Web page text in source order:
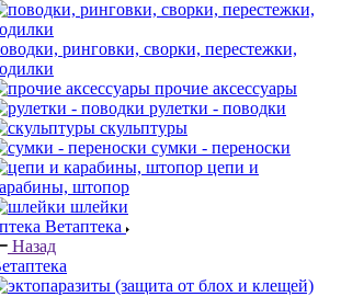
ринговки, сворки, перестежки,
прочие аксессуары
рулетки - поводки
скульптуры
сумки - переноски
цепи и
штопор
шлейки
Ветаптека
Назад